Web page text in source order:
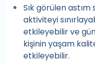
Sık görülen
aktiviteyi
etkileyebilir ve
kişinin yaşam
etkileyebilir.